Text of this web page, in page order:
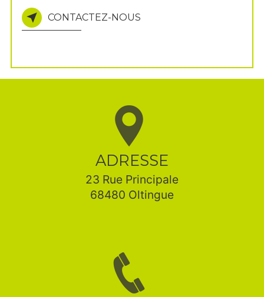
CONTACTEZ-NOUS
ADRESSE
23 Rue Principale
68480 Oltingue